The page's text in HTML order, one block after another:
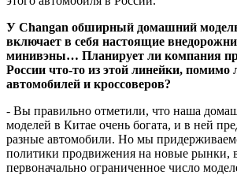
У Changan обширный домашний
включает в себя настоящие
минивэны… Планирует ли компания
России что-то из этой линейки, помимо
автомобилей и кроссоверов?
- Вы правильно отметили, что наша
моделей в Китае очень богата, и в ней
разные автомобили. Но мы
политики продвижения на новые рынки,
первоначально ограниченное число